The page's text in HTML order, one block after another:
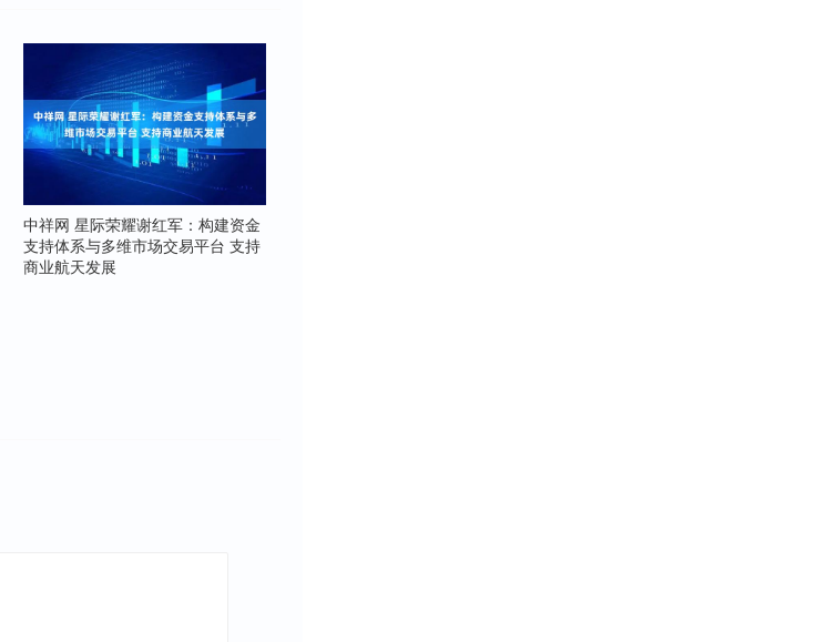
中祥网 星际荣耀谢红军：构建资金
支持体系与多维市场交易平台 支持
商业航天发展